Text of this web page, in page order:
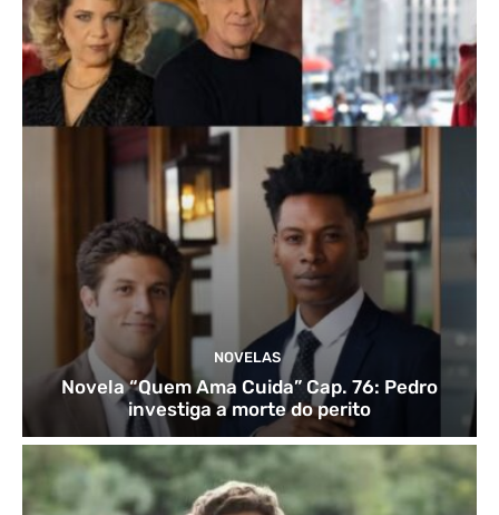
NOVELAS
Novela “Quem Ama Cuida” Cap. 76: Pedro
investiga a morte do perito